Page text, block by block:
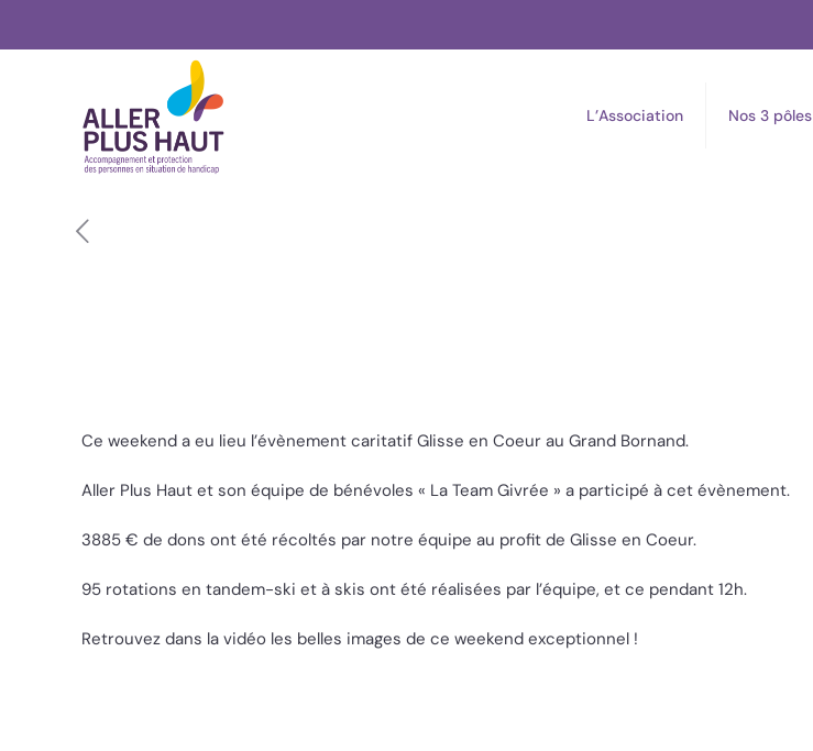
L’Association Nos 3 pôles
Ce weekend a eu lieu l’évènement caritatif Glisse en Coeur au Grand Bornand.
Aller Plus Haut et son équipe de bénévoles « La Team Givrée » a participé à cet évènement.
3885 € de dons ont été récoltés par notre équipe au profit de Glisse en Coeur.
95 rotations en tandem-ski et à skis ont été réalisées par l’équipe, et ce pendant 12h.
Retrouvez dans la vidéo les belles images de ce weekend exceptionnel !